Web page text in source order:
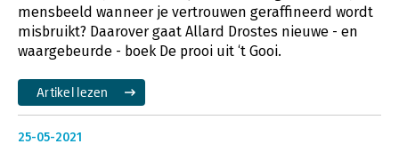
mensbeeld wanneer je vertrouwen geraffineerd wordt
misbruikt? Daarover gaat Allard Drostes nieuwe - en
waargebeurde - boek De prooi uit ‘t Gooi.
Artikel lezen
25-05-2021